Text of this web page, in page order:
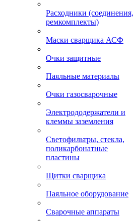
Расходники (соединения,
ремкомплекты)
Маски сварщика АСФ
Очки защитные
Паяльные материалы
Очки газосварочные
Электрододержатели и
клеммы заземления
Светофильтры, стекла,
поликарбонатные
пластины
Щитки сварщика
Паяльное оборудование
Сварочные аппараты